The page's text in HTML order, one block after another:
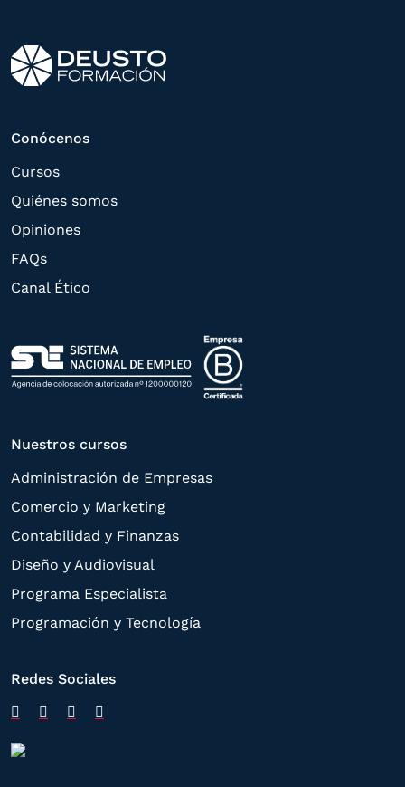
correspondiente. Compartiremos su
solicitud con las empresas que conforman
estas puedan hacerle llegar la mejor
oferta de productos y servicios de acuerdo
a su petición. Quedan reconocidos los
limitación, tal y como se explica en la
Política de Privacidad
Conócenos
Cursos
Quiénes somos
Opiniones
FAQs
Canal Ético
Nuestros cursos
Administración de Empresas
Comercio y Marketing
Contabilidad y Finanzas
Diseño y Audiovisual
Programa Especialista
Programación y Tecnología
Redes Sociales